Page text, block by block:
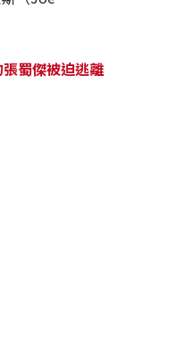
蜀傑被迫逃離